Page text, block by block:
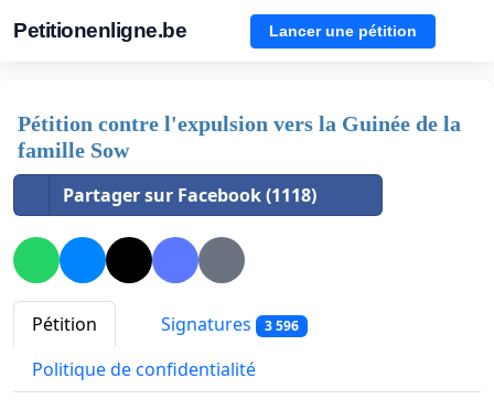
Petitionenligne.be Lancer une pétition
Pétition contre l'expulsion vers la Guinée de la
famille Sow
Partager sur Facebook (1118)
Pétition Signatures 3 596
Politique de confidentialité